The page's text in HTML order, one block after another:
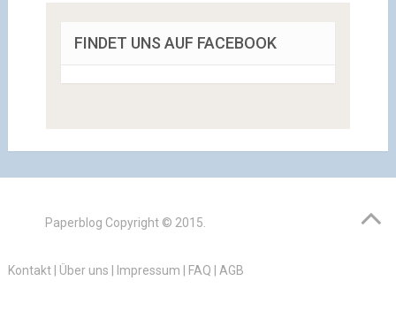
FINDET UNS AUF FACEBOOK
Paperblog Copyright © 2015.
Kontakt| Über uns Impressum FAQ AGB